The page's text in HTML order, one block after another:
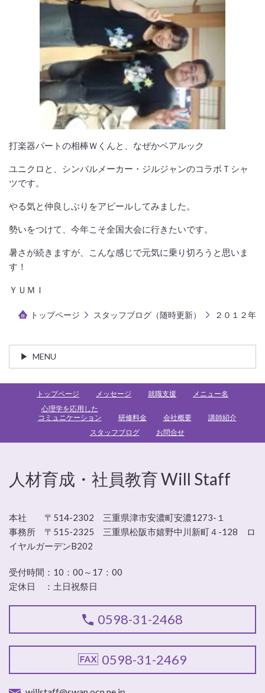
打楽器パートの相棒Ｗくんと、なぜかペアルック
ユニクロと、シンバルメーカー・ジルジャンのコラボＴシャ
ツです。
やる気と仲良しぶりをアピールしてみました。
勢いをつけて、今年こそ全国大会に行きたいです。
暑さが続きますが、こんな感じで元気に乗り切ろうと思いま
す！
ＹＵＭＩ
トップページ スタッフブログ（随時更新） ２０１２年
MENU
トップページ メッセージ 就職支援
メニュー名
心理学を応用した
コミュニケーション
研修料金 会社概要
講師紹介
スタッフブログ
お問合せ
人材育成・社員教育 Will Staff
本社 〒514-2302 三重県津市安濃町安濃1273-１
事務所 〒515-2325 三重県松阪市嬉野中川新町４-128 ロ
イヤルガーデンB202
受付時間： 10：00～17：00
定休日 ： 土日祝祭日
0598-31-2468
0598-31-2469